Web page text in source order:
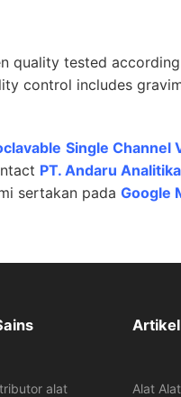
quality tested
control includes
Single Channel
PT. Andaru
sertakan pada Google
alat
Alat